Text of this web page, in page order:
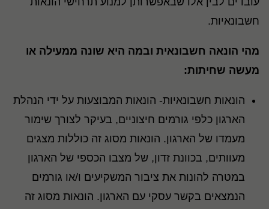
חשבונאיות.
מהי הונאה חשבונאית ובמה היא שונה ממעילה או
מעשה שחיתות:
הונאות חשבונאיות- הונאות המבוצעות על ידי הנהלת
הארגון כלפי גורמים חיצוניים, בעיקר לצורך שימור
מעמדו של הארגון. הונאות מסוג זה כוללות מצגים
מעוותים, בכוונת זדון, של מצבו הכספי של הארגון
במטרה להונות את ציבור המשקיעים ו/או גורמים
הנמצאים בקשר עסקי עם הארגון. הונאות מסוג זה